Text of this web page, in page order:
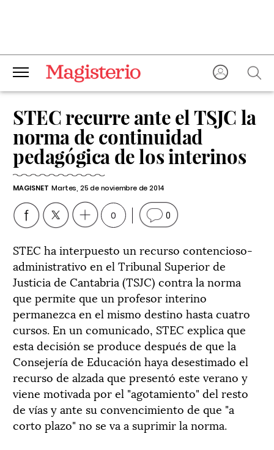
STEC recurre ante el TSJC la
norma de continuidad
pedagógica de los interinos
MAGISNET Martes, 25 de noviembre de 2014
0 0
STEC ha interpuesto un recurso contencioso-
administrativo en el Tribunal Superior de
Justicia de Cantabria (TSJC) contra la norma
que permite que un profesor interino
permanezca en el mismo destino hasta cuatro
cursos. En un comunicado, STEC explica que
esta decisión se produce después de que la
Consejería de Educación haya desestimado el
recurso de alzada que presentó este verano y
viene motivada por el "agotamiento" del resto
de vías y ante su convencimiento de que "a
corto plazo" no se va a suprimir la norma.